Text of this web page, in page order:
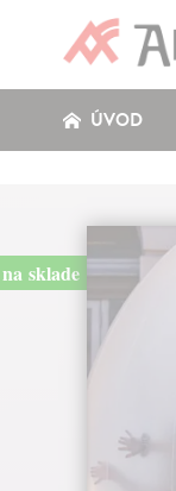
ÚVOD
na sklade